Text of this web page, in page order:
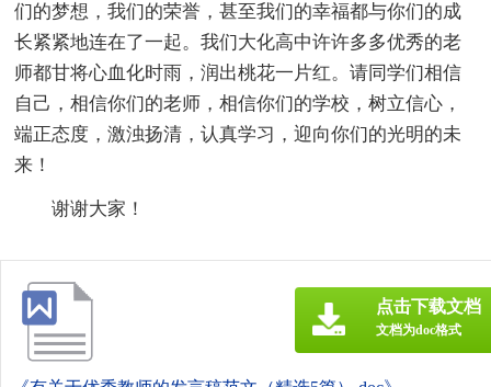
们的梦想，我们的荣誉，甚至我们的幸福都与你们的成
长紧紧地连在了一起。我们大化高中许许多多优秀的老
师都甘将心血化时雨，润出桃花一片红。请同学们相信
自己，相信你们的老师，相信你们的学校，树立信心，
端正态度，激浊扬清，认真学习，迎向你们的光明的未
来！
谢谢大家！
点击下载文档
文档为doc格式